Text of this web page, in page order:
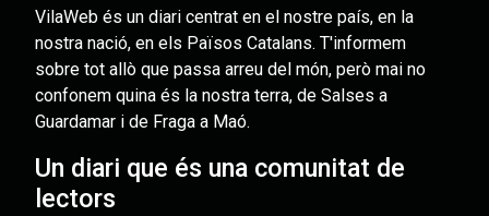
VilaWeb és un diari centrat en el nostre país, en la
nostra nació, en els Països Catalans. T'informem
sobre tot allò que passa arreu del món, però mai no
confonem quina és la nostra terra, de Salses a
Guardamar i de Fraga a Maó.
Un diari que és una comunitat de
lectors